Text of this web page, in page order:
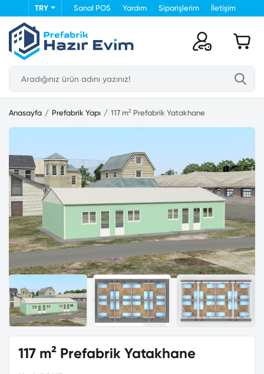
TRY Sanal POS Yardım Siparişlerim İletişim
Anasayfa Prefabrik Yapı 117 m² Prefabrik Yatakhane
117 m² Prefabrik Yatakhane